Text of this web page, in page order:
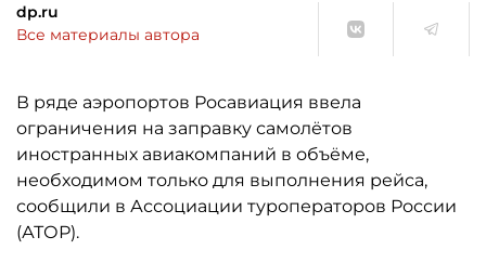
dp.ru
Все материалы автора
В ряде аэропортов Росавиация ввела
ограничения на заправку самолётов
иностранных авиакомпаний в объёме,
необходимом только для выполнения рейса,
сообщили в Ассоциации туроператоров России
(АТОР).